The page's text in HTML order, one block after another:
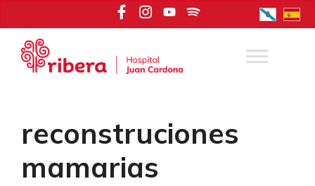
contenido
reconstruciones
mamarias